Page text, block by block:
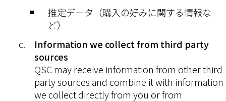
推定データ（購入の好みに関する情報な
ど）
Information we collect from third party
sources
QSC may receive information from other third
party sources and combine it with information
we collect directly from you or from